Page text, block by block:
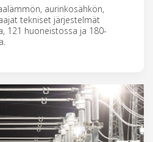
aurinkosähkön,
tekniset järjestelmät
121 huoneistossa ja 180-